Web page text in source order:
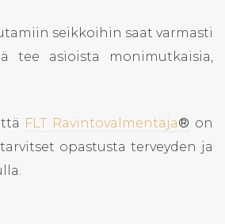
seikkoihin saat varmasti
tee asioista monimutkaisia,
FLT Ravintovalmentaja® on
opastusta terveyden ja